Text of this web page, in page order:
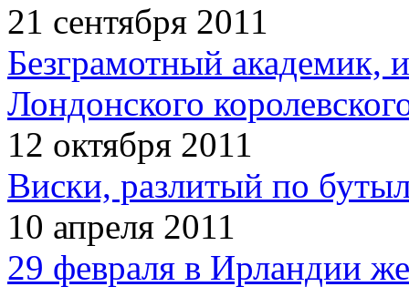
21 сентября 2011
Безграмотный академик,
Лондонского
12 октября 2011
Виски, разлитый по
10 апреля 2011
29 февраля в Ирландии